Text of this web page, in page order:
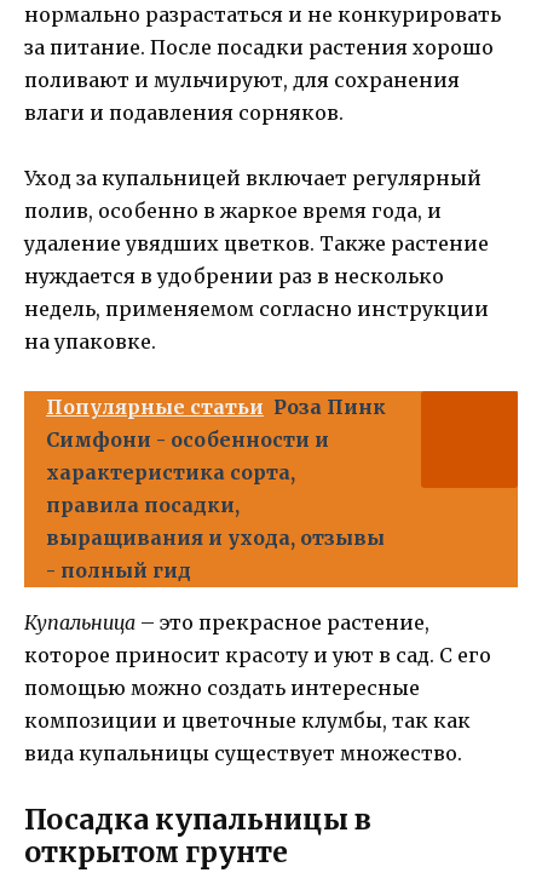
нормально разрастаться и не конкурировать
за питание. После посадки растения хорошо
поливают и мульчируют, для сохранения
влаги и подавления сорняков.
Уход за купальницей включает регулярный
полив, особенно в жаркое время года, и
удаление увядших цветков. Также растение
нуждается в удобрении раз в несколько
недель, применяемом согласно инструкции
на упаковке.
Популярные статьи Роза Пинк
Симфони - особенности и
характеристика сорта,
правила посадки,
выращивания и ухода, отзывы
- полный гид
Купальница – это прекрасное растение,
которое приносит красоту и уют в сад. С его
помощью можно создать интересные
композиции и цветочные клумбы, так как
вида купальницы существует множество.
Посадка купальницы в
открытом грунте